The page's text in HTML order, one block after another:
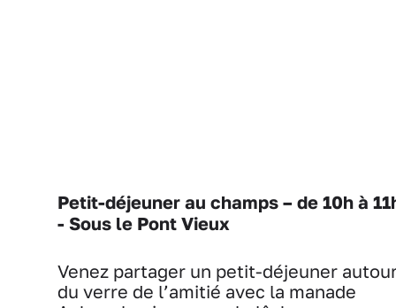
Petit-déjeuner au champs – de 10h à
- Sous le Pont Vieux
Venez partager un petit-déjeuner
du verre de l’amitié avec la manade